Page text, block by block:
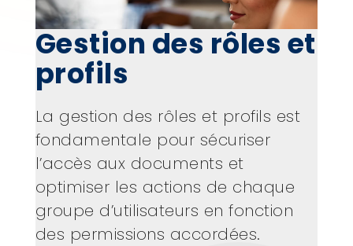
Gestion des rôles et
profils
La gestion des rôles et profils est
fondamentale pour sécuriser
l’accès aux documents et
optimiser les actions de chaque
groupe d’utilisateurs en fonction
des permissions accordées.